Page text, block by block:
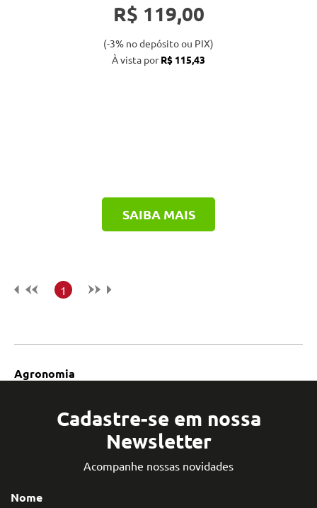
R$ 119,00
(-3% no depósito ou PIX)
À vista porR$ 115,43
SAIBA MAIS
1
Agronomia
Cadastre-se em nossa
Newsletter
Acompanhe nossas novidades
Nome